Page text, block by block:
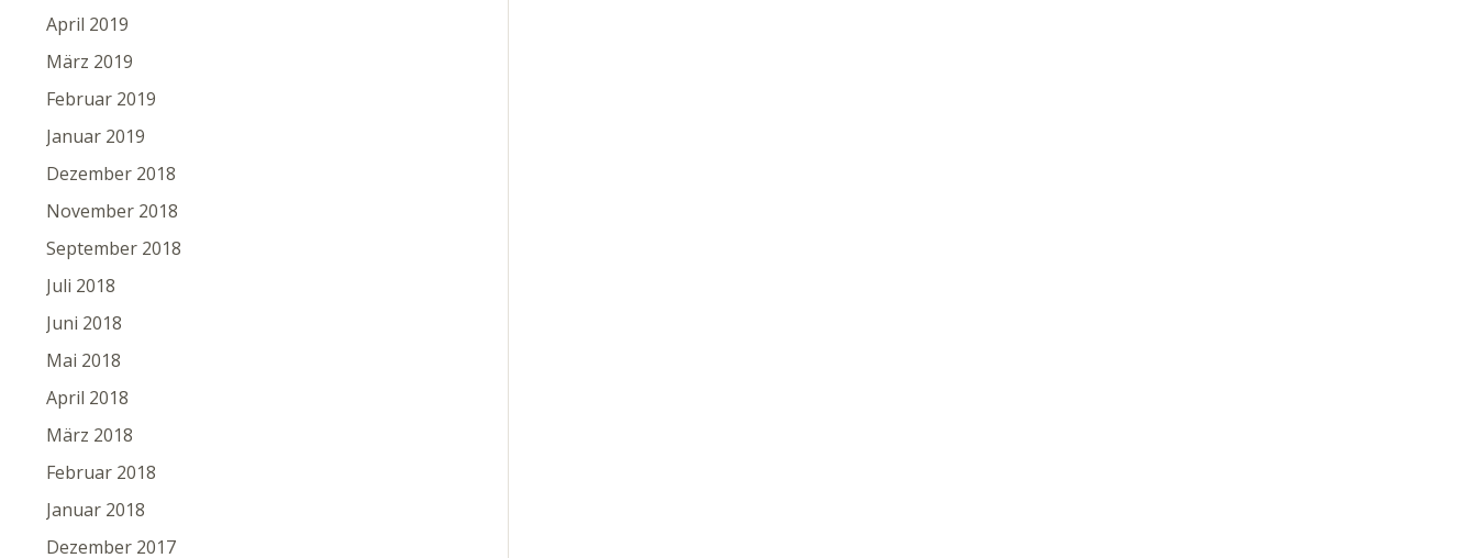
April 2019
März 2019
Februar 2019
Januar 2019
Dezember 2018
November 2018
September 2018
Juli 2018
Juni 2018
Mai 2018
April 2018
März 2018
Februar 2018
Januar 2018
Dezember 2017